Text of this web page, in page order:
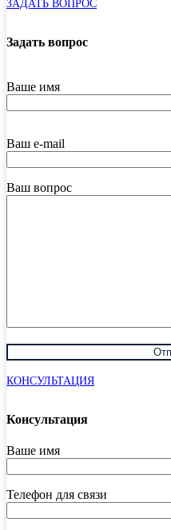
ЗАДАТЬ ВОПРОС
Задать вопрос
Ваше имя
Ваш e-mail
Ваш вопрос
КОНСУЛЬТАЦИЯ
Консультация
Ваше имя
Телефон для связи